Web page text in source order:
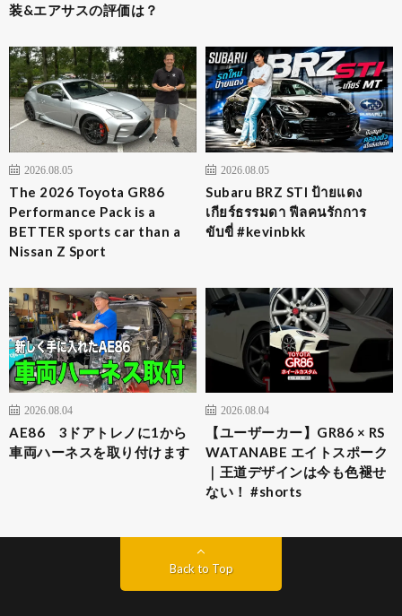
装&エアサスの評価は？
2026.08.05
The 2026 Toyota GR86
Performance Pack is a
BETTER sports car than a
Nissan Z Sport
2026.08.05
Subaru BRZ STI ป้ายแดง
เกียร์ธรรมดา ฟีลคนรักการ
ขับขี่ #kevinbkk
2026.08.04
AE86 3ドアトレノに1から
車両ハーネスを取り付けます
2026.08.04
【ユーザーカー】GR86 × RS
WATANABE エイトスポーク
｜王道デザインは今も色褪せ
ない！ #shorts
Back to Top